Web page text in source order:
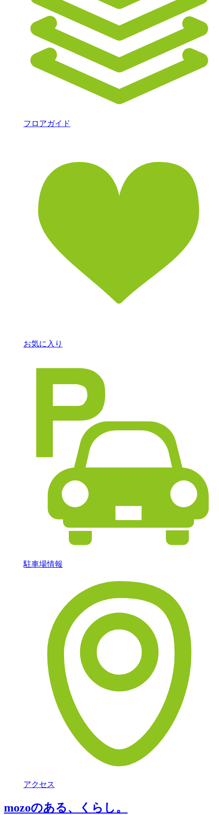
フロアガイド
お気に入り
駐車場情報
アクセス
mozoのある、くらし。